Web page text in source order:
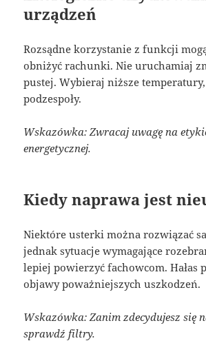
urządzeń
Rozsądne korzystanie z funkcji
obniżyć rachunki. Nie uruchamiaj
pustej. Wybieraj niższe
podzespoły.
Wskazówka: Zwracaj uwagę na
energetycznej.
Kiedy naprawa jest
Niektóre usterki można rozwiązać
jednak sytuacje wymagające
lepiej powierzyć fachowcom. Hałas
objawy poważniejszych uszkodzeń.
Wskazówka: Zanim zdecydujesz się
sprawdź filtry.